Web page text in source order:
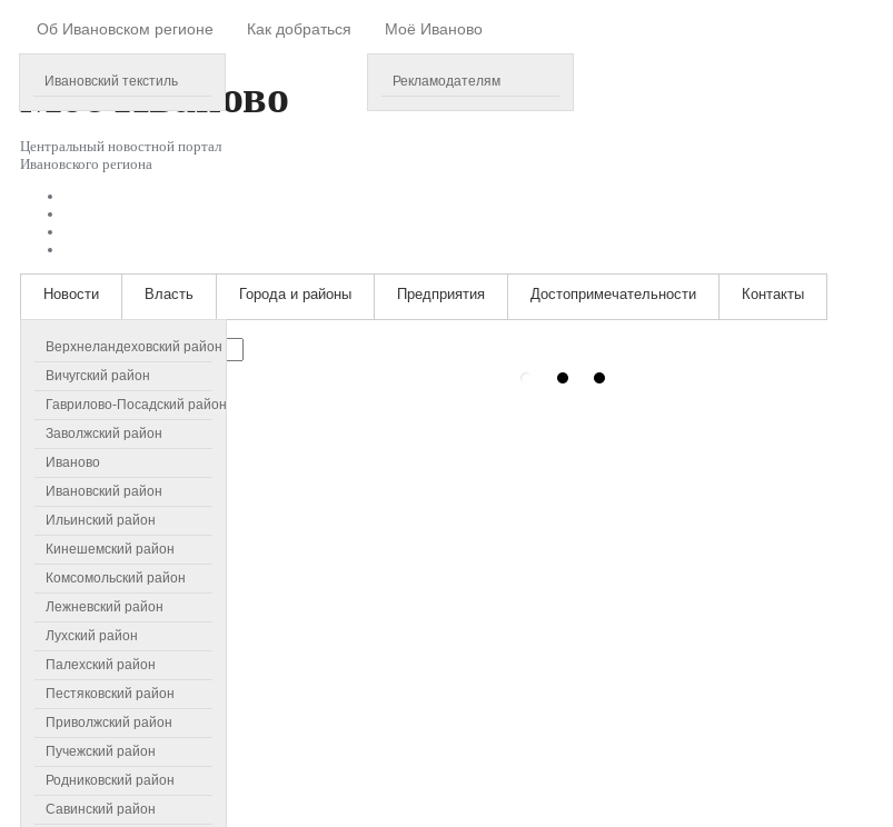
Об Ивановском регионе
Ивановский текстиль
Как добраться Моё Иваново
Рекламодателям
МоёИваново
Центральный новостной портал
Ивановского региона
Новости
Верхнеландеховский район
Вичугский район
Гаврилово-Посадский район
Заволжский район
Иваново
Ивановский район
Ильинский район
Кинешемский район
Комсомольский район
Лежневский район
Лухский район
Палехский район
Пестяковский район
Приволжский район
Пучежский район
Родниковский район
Савинский район
Власть Города и районы Предприятия Достопримечательности Контакты
Самое читаемое